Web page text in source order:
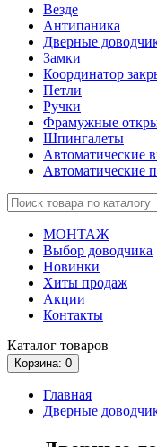
Везде
Антипаника
Дверные
Замки
Координатор
Петли
Ручки
Фрамужные
Шпингалеты
Автоматические
Автоматические
МОНТАЖ
Выбор доводчика
Новинки
Хиты продаж
Акции
Контакты
Каталог товаров
Корзина: 0
Главная
Дверные